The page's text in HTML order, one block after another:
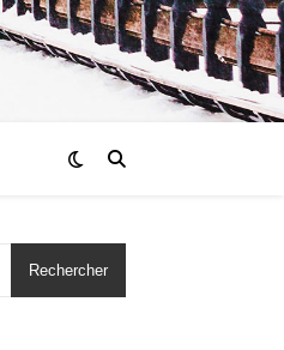
Rechercher